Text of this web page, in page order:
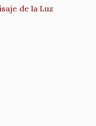
de la Luz